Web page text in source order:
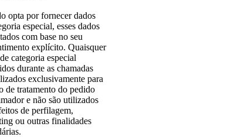
opta por fornecer dados
especial, esses dados
com base no seu
explícito. Quaisquer
categoria especial
durante as chamadas
exclusivamente para
de tratamento do pedido
e não são utilizados
de perfilagem,
ou outras finalidades